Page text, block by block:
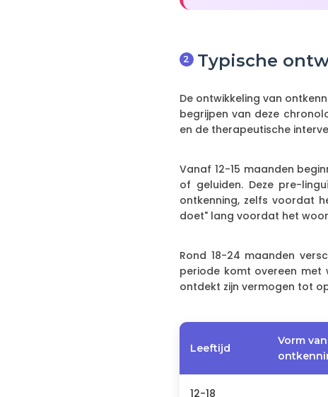
Typische
De ontwikkeling van
begrijpen van deze
en de therapeutische
Vanaf 12-15 maanden
of geluiden. Deze pre-
ontkenning, zelfs voordat
doet" lang voordat het
Rond 18-24 maanden
periode komt overeen met
ontdekt zijn vermogen tot
Leeftijd
Vorm van
12-18